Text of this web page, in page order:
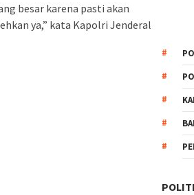
besar karena pasti akan
ya,” kata Kapolri Jenderal